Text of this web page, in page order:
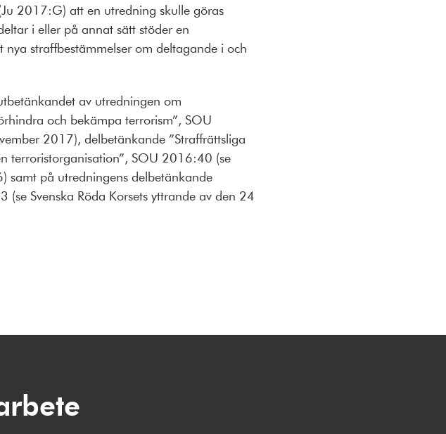
2017:G) att en utredning skulle göras
i eller på annat sätt stöder en
straffbestämmelser om deltagande i och
av utredningen om
och bekämpa terrorism”, SOU
2017), delbetänkande ”Straffrättsliga
terroristorganisation”, SOU 2016:40 (se
samt på utredningens delbetänkande
Svenska Röda Korsets yttrande av den 24